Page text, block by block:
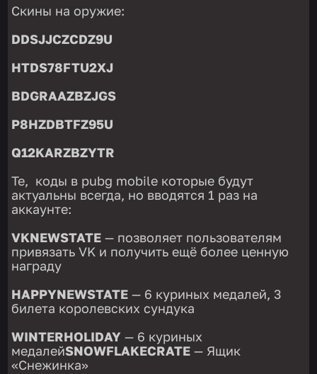
Скины на оружие:
DDSJJCZCDZ9U
HTDS78FTU2XJ
BDGRAAZBZJGS
P8HZDBTFZ95U
Q12KARZBZYTR
Те, коды в pubg mobile которые будут
актуальны всегда, но вводятся 1 раз на
аккаунте:
VKNEWSTATE — позволяет пользователям
привязать VK и получить ещё более ценную
награду
HAPPYNEWSTATE — 6 куриных медалей, 3
билета королевских сундука
WINTERHOLIDAY — 6 куриных
медалейSNOWFLAKECRATE — Ящик
«Снежинка»